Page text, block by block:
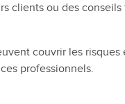
clients ou des
couvrir les
professionnels.